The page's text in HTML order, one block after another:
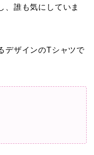
、誰も気にしていま
デザインのTシャツで